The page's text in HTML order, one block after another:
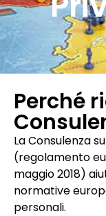
Perché
La Consulenza
(regolamento
maggio 2018)
normative
personali.